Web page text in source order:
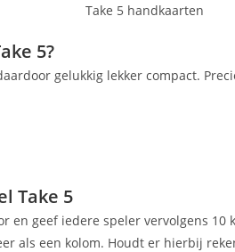
Take 5 handkaarten
5?
gelukkig lekker compact.
Take 5
en geef iedere speler vervolgens 10
als een kolom. Houdt er hierbij